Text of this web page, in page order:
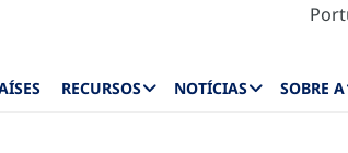
RECURSOS NOTÍCIAS SOBRE A